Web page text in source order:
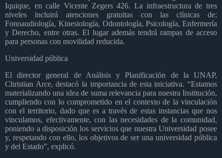
Iquique, en calle Vicente Zegers 426. La infraestructura de tres
niveles incluirá atenciones gratuitas con las clínicas de:
Fonoaudiología, Kinesiología, Odontología, Psicología, Enfermería
y Derecho, entre otras. El lugar además tendrá rampas de acceso
para personas con movilidad reducida.
Universidad pública
El director general de Análisis y Planificación de la UNAP,
Christian Arce, destacó la importancia de esta iniciativa. “Estamos
materializando una idea de suma relevancia para nuestra Institución,
cumpliendo con lo comprometido en el contexto de la vinculación
con el territorio, dado que es a través de estas instancias que nos
vinculamos, efectivamente, con las necesidades de la comunidad,
poniendo a disposición los servicios que nuestra Universidad posee
y, respetando con ello, los objetivos de ser una universidad pública
y del Estado”, explicó.